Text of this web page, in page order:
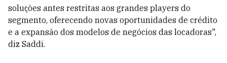
soluções antes restritas aos grandes players do
segmento, oferecendo novas oportunidades de crédito
e a expansão dos modelos de negócios das locadoras",
diz Saddi.